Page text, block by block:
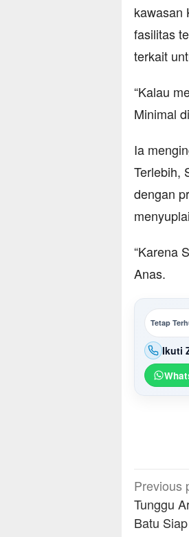
kawasan
fasilitas
terkait
​“Kalau
Minimal
​Ia
Terlebih,
dengan
​“Karena
Anas.
Tetap
Ikuti
Post
Previous
Tunggu
Batu